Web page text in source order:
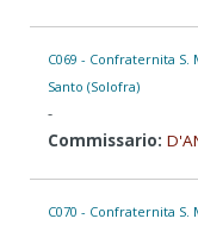
C069 - Confraternita
Santo (Solofra)
-
Commissario:
C070 - Confraternita S.